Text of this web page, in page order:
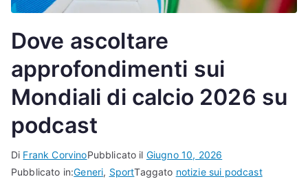
Dove ascoltare
approfondimenti sui
Mondiali di calcio 2026 su
podcast
Di Frank CorvinoPubblicato il Giugno 10, 2026
Pubblicato in:Generi, SportTaggato notizie sui podcast